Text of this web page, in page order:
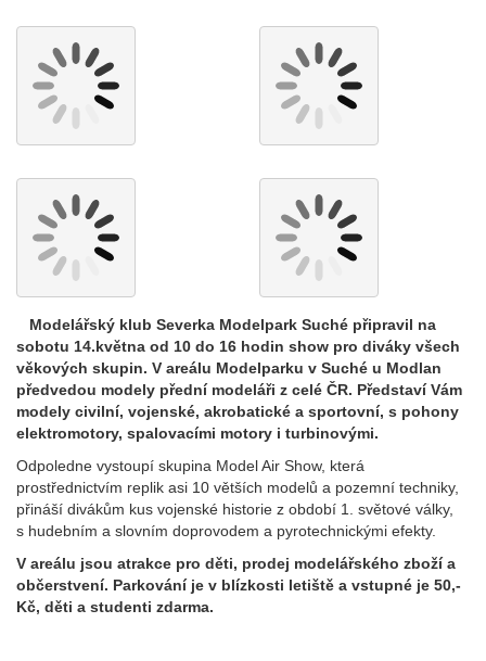
Modelářský klub Severka Modelpark Suché připravil na
sobotu 14.května od 10 do 16 hodin show pro diváky všech
věkových skupin. V areálu Modelparku v Suché u Modlan
předvedou modely přední modeláři z celé ČR. Představí Vám
modely civilní, vojenské, akrobatické a sportovní, s pohony
elektromotory, spalovacími motory i turbinovými.
Odpoledne vystoupí skupina Model Air Show, která
prostřednictvím replik asi 10 větších modelů a pozemní techniky,
přináší divákům kus vojenské historie z období 1. světové války,
s hudebním a slovním doprovodem a pyrotechnickými efekty.
V areálu jsou atrakce pro děti, prodej modelářského zboží a
občerstvení. Parkování je v blízkosti letiště a vstupné je 50,-
Kč, děti a studenti zdarma.